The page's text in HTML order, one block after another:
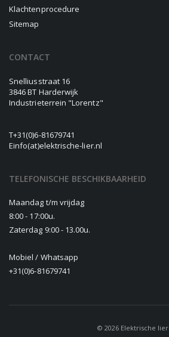
Klachtenprocedure
Sitemap
CONTACT
Snelliusstraat 16
3846 BT Harderwijk
Industrieterrein "Lorentz"
T+31(0)6-81679741
Einfo(at)elektrische-lier.nl
TELEFONISCHE BESCHIKBAARHEID
Maandag t/m vrijdag
8:00 - 17:00u.
Zaterdag 9:00 - 13.00u.
Mobiel / Whatsapp
+31(0)6-81679741
© 2026 Elektrische lier.